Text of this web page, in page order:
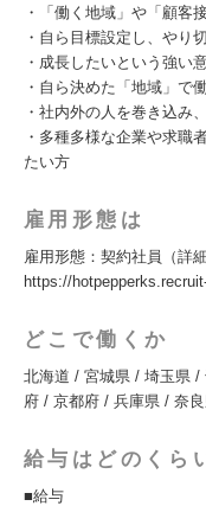
・「働く地域」や「顧客
・自ら目標設定し、やり
・成長したいという強い
・自ら決めた「地域」で
・社内外の人を巻き込み
・多種多様な企業や求職
たい方
雇用形態は
雇用形態：契約社員（詳
https://
どこで働くか
北海道 / 宮城県 / 埼玉県 /
府 / 京都府 / 兵庫県 / 奈
給与はどのくら
■給与